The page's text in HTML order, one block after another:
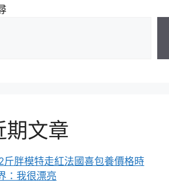
期文章
斤胖模特走紅法國喜包養價格時
：我很漂亮